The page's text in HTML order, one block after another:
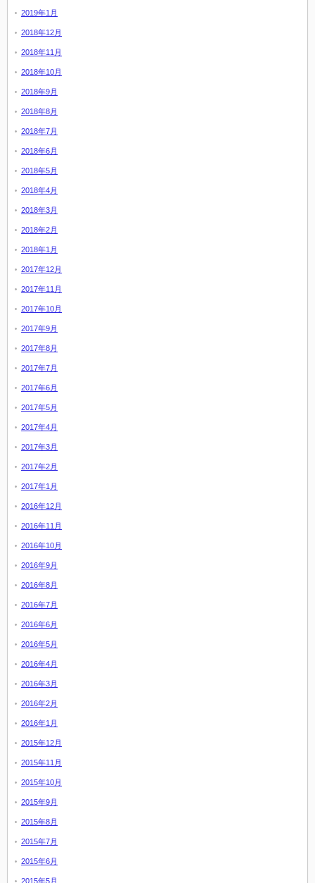
2019年1月
2018年12月
2018年11月
2018年10月
2018年9月
2018年8月
2018年7月
2018年6月
2018年5月
2018年4月
2018年3月
2018年2月
2018年1月
2017年12月
2017年11月
2017年10月
2017年9月
2017年8月
2017年7月
2017年6月
2017年5月
2017年4月
2017年3月
2017年2月
2017年1月
2016年12月
2016年11月
2016年10月
2016年9月
2016年8月
2016年7月
2016年6月
2016年5月
2016年4月
2016年3月
2016年2月
2016年1月
2015年12月
2015年11月
2015年10月
2015年9月
2015年8月
2015年7月
2015年6月
2015年5月